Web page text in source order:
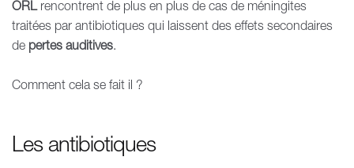
ORLrencontrent de plus en plus de cas de méningites
traitées par antibiotiques qui laissent des effets secondaires
de pertes auditives.
Comment cela se fait il ?
Les antibiotiques